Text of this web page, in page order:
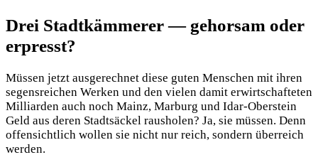
Drei Stadtkämmerer — gehorsam oder
erpresst?
Müssen jetzt ausgerechnet diese guten Menschen mit ihren
segensreichen Werken und den vielen damit erwirtschafteten
Milliarden auch noch Mainz, Marburg und Idar-Oberstein
Geld aus deren Stadtsäckel rausholen? Ja, sie müssen. Denn
offensichtlich wollen sie nicht nur reich, sondern überreich
werden.